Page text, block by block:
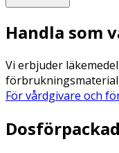
Handla som
Vi erbjuder
För vårdgivare och